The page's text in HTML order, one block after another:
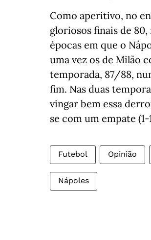
Como aperitivo, no
gloriosos finais de
épocas em que o
uma vez os de Milão
temporada, 87/88,
fim. Nas duas
vingar bem essa
se com um empate
Futebol Opinião
Nápoles